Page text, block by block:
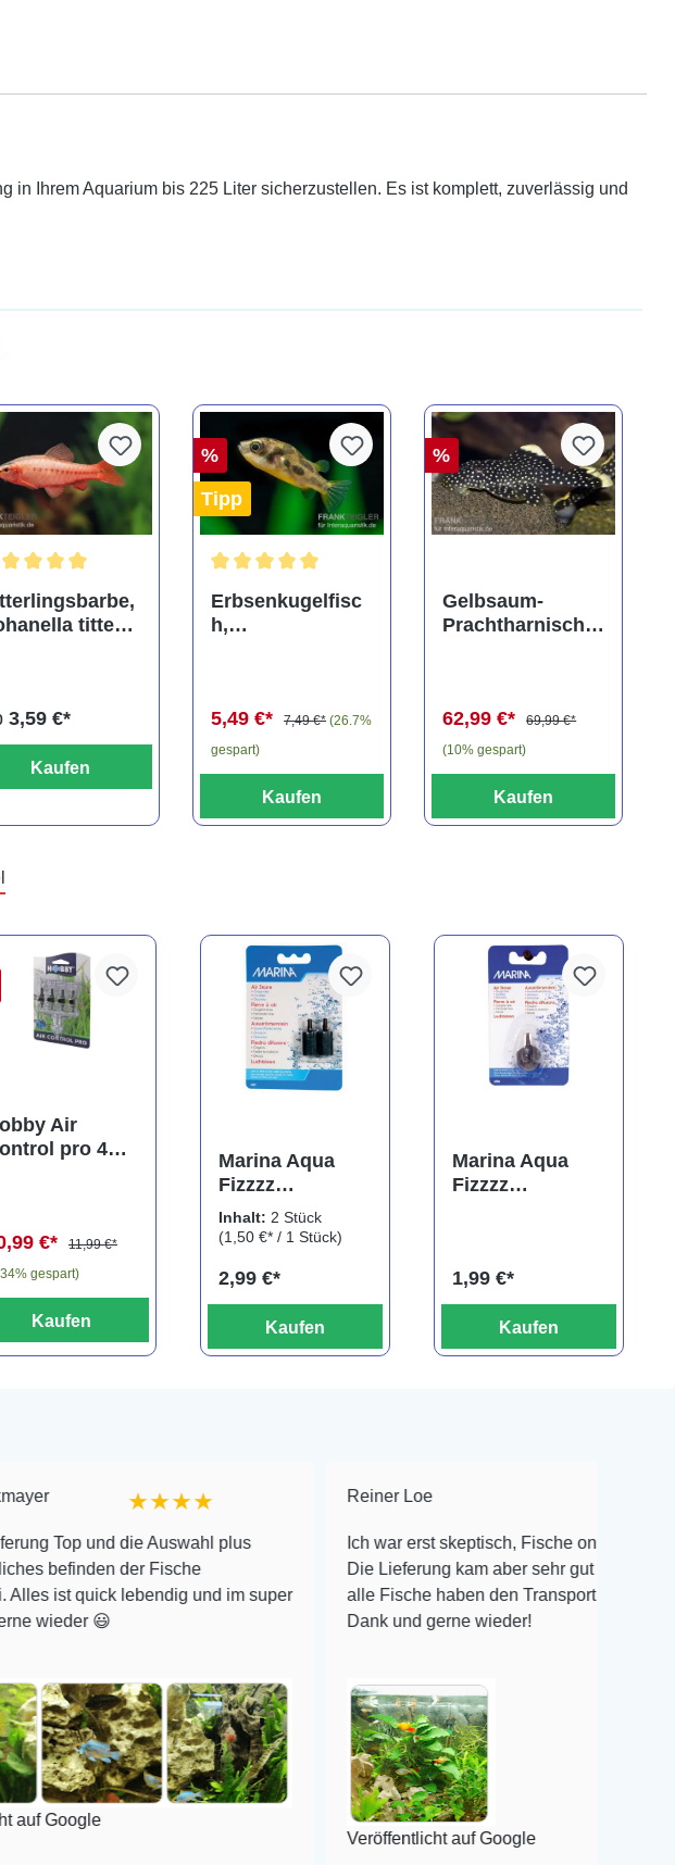
in Ihrem Aquarium bis 225 Liter sicherzustellen. Es ist komplett, zuverlässig und
titteya,
3,59 €*
Kaufen
%
Tipp
Erbsenkugelfisc
h,
5,49 €*
7,49 €* (26.7%
gespart)
Kaufen
%
Gelbsaum-
Prachtharnischw
62,99 €*
69,99 €*
(10% gespart)
Kaufen
Air
pro 4
€*
11,99 €*
gespart)
Kaufen
Marina Aqua
Fizzzz
Ausströmer-St.
Zylinder 2er
Inhalt: 2 Stück
(1,50 €* / 1 Stück)
2,99 €*
Kaufen
Marina Aqua
Fizzzz
1,99 €*
Kaufen
★★★★
die Auswahl plus
der Fische
lebendig und im super
😃
Ich war erst skeptisch, Fische online zu bestellen!
Die Lieferung kam aber sehr gut verpackt an und
alle Fische haben den Transport überlebt! Vielen
Dank und gerne wieder!
Veröffentlicht auf Google